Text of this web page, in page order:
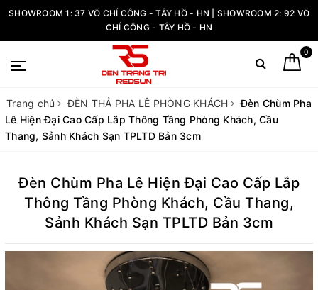
SHOWROOM 1: 37 VÕ CHÍ CÔNG - TÂY HỒ - HN | SHOWROOM 2: 92 VÕ
CHÍ CÔNG - TÂY HỒ - HN
0
Trang chủ ĐÈN THẢ PHA LÊ PHÒNG KHÁCH
Đèn Chùm Pha
Lê Hiện Đại Cao Cấp Lắp Thông Tầng Phòng Khách, Cầu
Thang, Sảnh Khách Sạn TPLTD Bản 3cm
Đèn Chùm Pha Lê Hiện Đại Cao Cấp Lắp
Thông Tầng Phòng Khách, Cầu Thang,
Sảnh Khách Sạn TPLTD Bản 3cm